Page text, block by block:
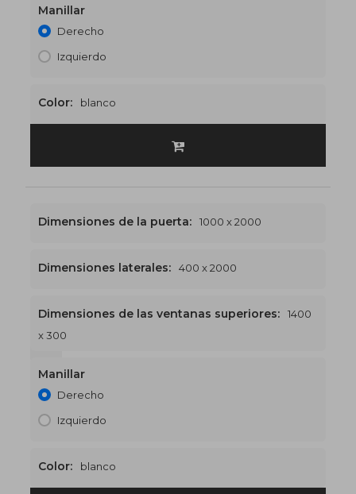
Manillar
Derecho
Izquierdo
Color: blanco
Dimensiones de la puerta: 1000 x 2000
Dimensiones laterales: 400 x 2000
Dimensiones de las ventanas superiores:
1400
x 300
Manillar
Derecho
Izquierdo
Color: blanco